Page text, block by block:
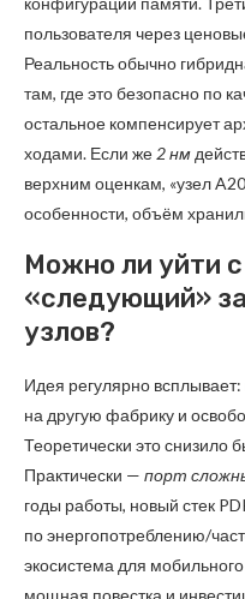
пользователя через
Реальность обычно
там, где это безопасно по
остальное компенсирует
ходами. Если же 2 нм
верхним оценкам, «узел
особенности, объём
Можно ли уйти с
«следующий»
узлов?
Идея регулярно
на другую фабрику и
Теоретически это снизило
Практически — порт
годы работы, новый стек
по энергопотреблению/
экосистема для